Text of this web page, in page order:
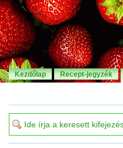
Kezdőlap Recept-jegyzék